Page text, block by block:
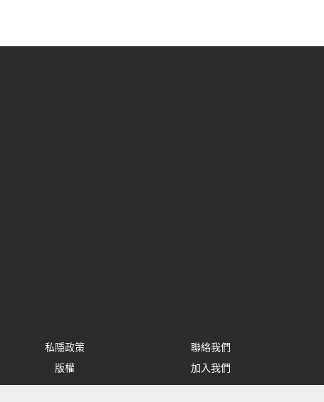
私隱政策
聯絡我們
版權 加入我們